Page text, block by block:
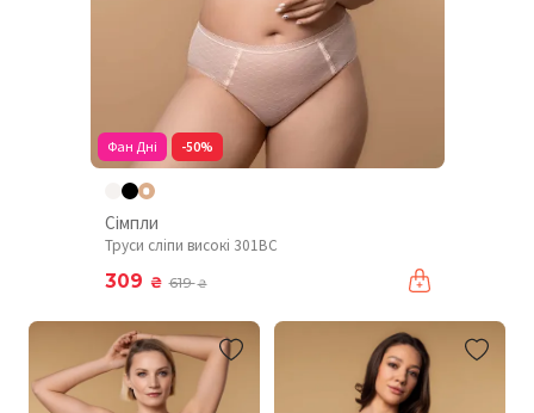
Фан Дні -50%
Сімпли
Труси сліпи високі 301BC
309 ₴ 619₴